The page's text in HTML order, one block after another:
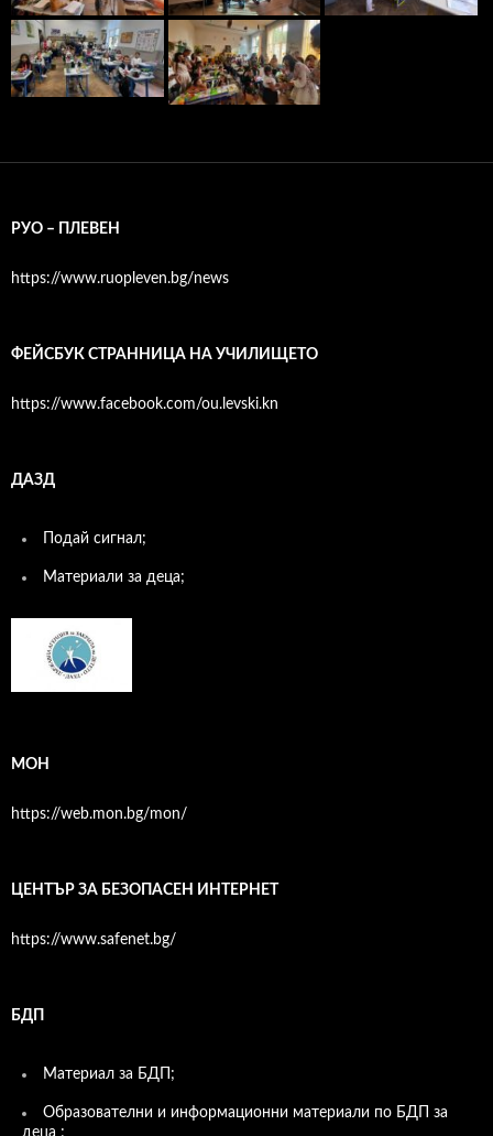
РУО – ПЛЕВЕН
https://www.ruopleven.bg/news
ФЕЙСБУК СТРАННИЦА НА УЧИЛИЩЕТО
https://www.facebook.com/ou.levski.kn
ДАЗД
Подай сигнал;
Материали за деца;
МОН
https://web.mon.bg/mon/
ЦЕНТЪР ЗА БЕЗОПАСЕН ИНТЕРНЕТ
https://www.safenet.bg/
БДП
Материал за БДП;
Образователни и информационни материали по БДП за